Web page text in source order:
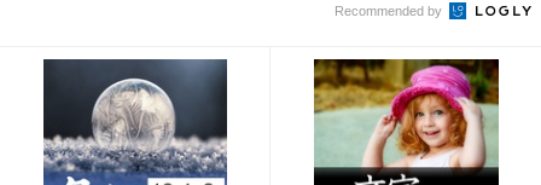
Recommended by